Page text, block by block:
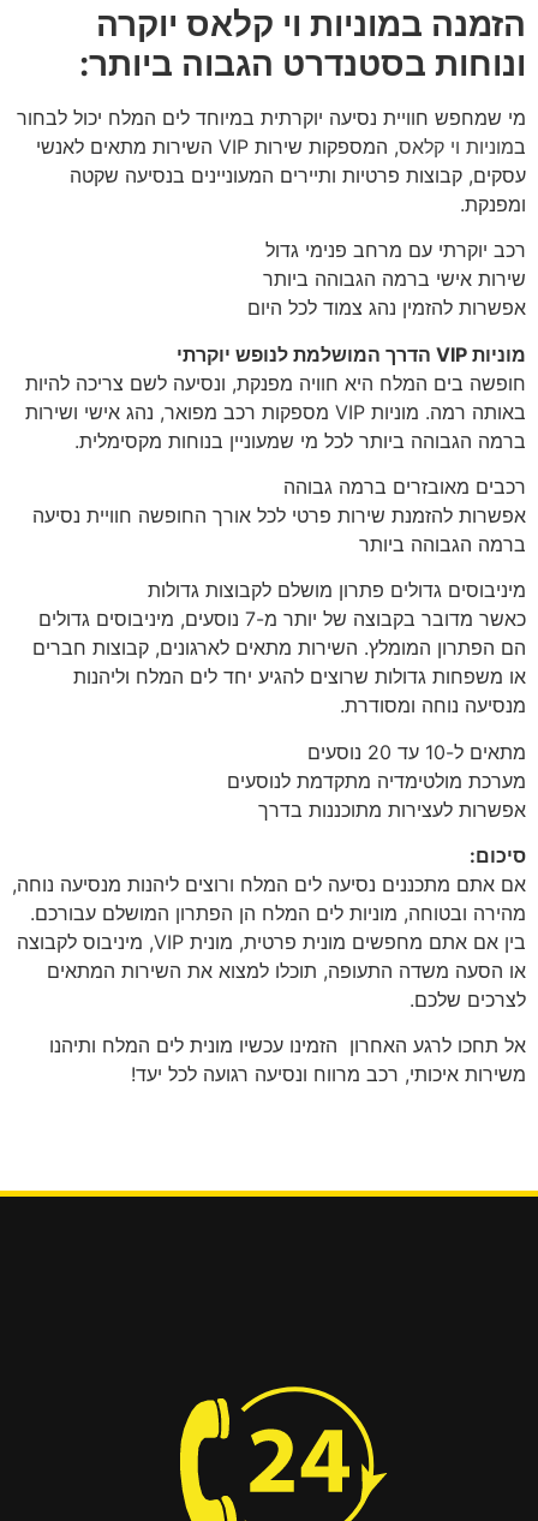
הזמנה במוניות וי קלאס יוקרה
ונוחות בסטנדרט הגבוה ביותר:
מי שמחפש חוויית נסיעה יוקרתית במיוחד לים המלח יכול לבחור
במוניות וי קלאס
, המספקות שירות VIP השירות מתאים לאנשי
עסקים, קבוצות פרטיות ותיירים המעוניינים בנסיעה שקטה
ומפנקת.
רכב יוקרתי עם מרחב פנימי גדול
שירות אישי ברמה הגבוהה ביותר
אפשרות להזמין נהג צמוד לכל היום
מוניות VIP הדרך המושלמת לנופש יוקרתי
חופשה בים המלח היא חוויה מפנקת, ונסיעה לשם צריכה להיות
באותה רמה. מוניות VIP מספקות רכב מפואר, נהג אישי ושירות
ברמה הגבוהה ביותר לכל מי שמעוניין בנוחות מקסימלית.
רכבים מאובזרים ברמה גבוהה
אפשרות להזמנת שירות פרטי לכל אורך החופשה חוויית נסיעה
ברמה הגבוהה ביותר
מיניבוסים גדולים פתרון מושלם לקבוצות גדולות
כאשר מדובר בקבוצה של יותר מ-7 נוסעים, מיניבוסים גדולים
הם הפתרון המומלץ. השירות מתאים לארגונים, קבוצות חברים
או משפחות גדולות שרוצים להגיע יחד לים המלח וליהנות
מנסיעה נוחה ומסודרת.
מתאים ל-10 עד 20 נוסעים
מערכת מולטימדיה מתקדמת לנוסעים
אפשרות לעצירות מתוכננות בדרך
סיכום:
אם אתם מתכננים נסיעה לים המלח ורוצים ליהנות מנסיעה נוחה,
מהירה ובטוחה, מוניות לים המלח הן הפתרון המושלם עבורכם.
בין אם אתם מחפשים מונית פרטית, מונית VIP, מיניבוס לקבוצה
או הסעה משדה התעופה, תוכלו למצוא את השירות המתאים
לצרכים שלכם.
אל תחכו לרגע האחרון הזמינו עכשיו מונית לים המלח ותיהנו
משירות איכותי, רכב מרווח ונסיעה רגועה לכל יעד!